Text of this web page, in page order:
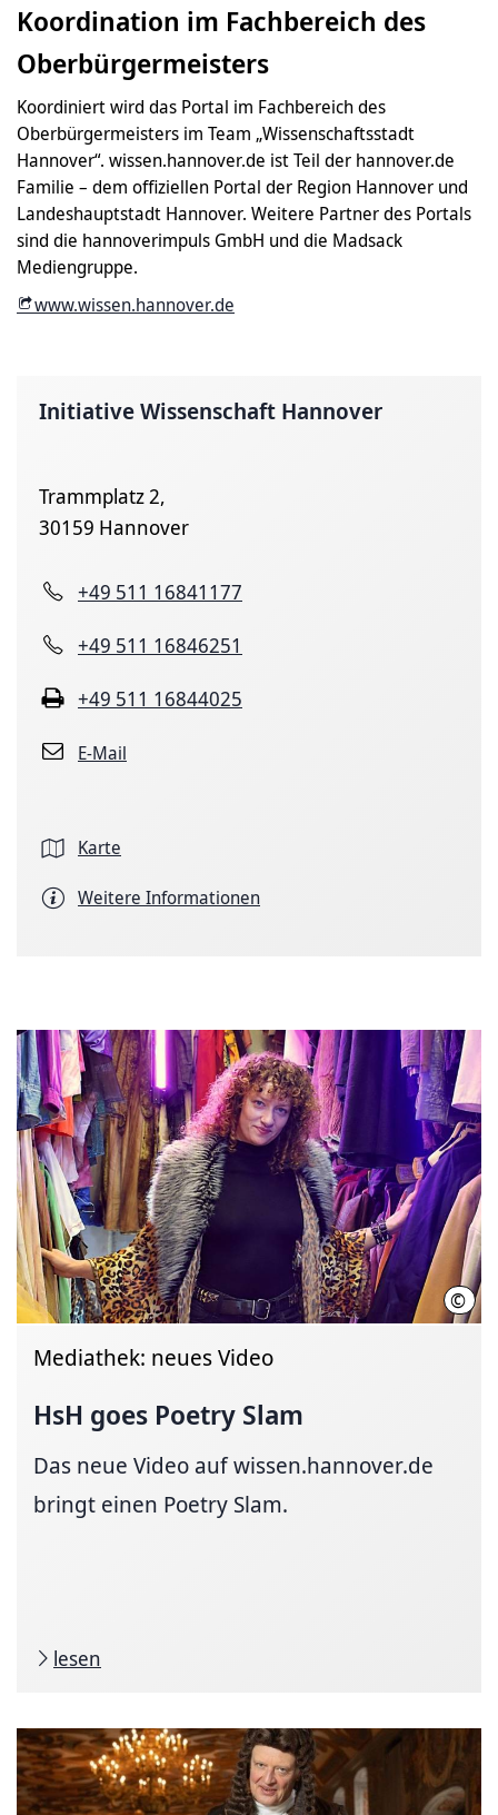
Koordination im Fachbereich des
Oberbürgermeisters
Koordiniert wird das Portal im Fachbereich des
Oberbürgermeisters im Team „Wissenschaftsstadt
Hannover“. wissen.hannover.de ist Teil der hannover.de
Familie – dem offiziellen Portal der Region Hannover und
Landeshauptstadt Hannover. Weitere Partner des Portals
sind die hannoverimpuls GmbH und die Madsack
Mediengruppe.
www.wissen.hannover.de
Initiative Wissenschaft Hannover
Trammplatz 2,
30159 Hannover
+49 511 16841177
+49 511 16846251
+49 511 16844025
E-Mail
Karte
Weitere Informationen
©
Mediathek: neues Video
HsH goes Poetry Slam
Das neue Video auf wissen.hannover.de
bringt einen Poetry Slam.
lesen